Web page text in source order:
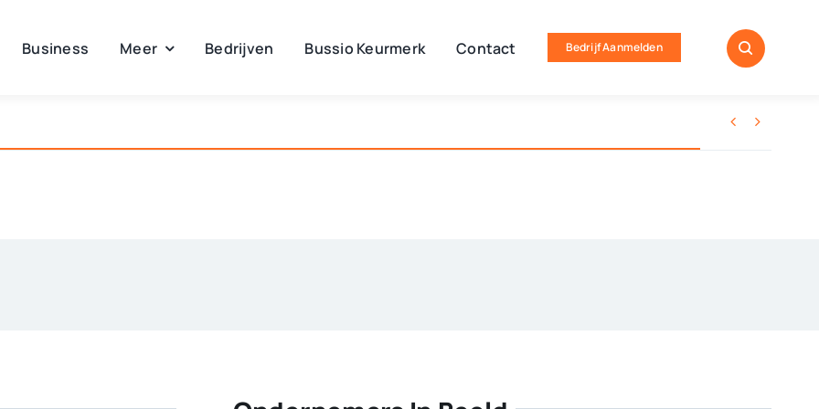
Business Meer Bedrijven Bussio Keurmerk Contact Bedrijf Aanmelden
 